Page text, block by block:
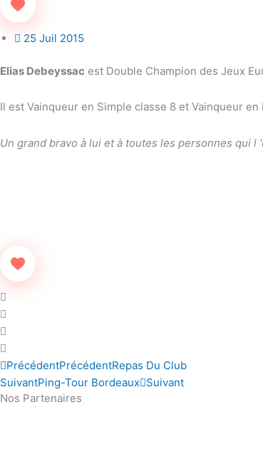
25 Juil 2015
Elias Debeyssac est Double Champion des Jeux
Il est Vainqueur en Simple classe 8 et Vainqueur en
Un grand bravo à lui et à toutes les personnes qui l
PrécédentPrécédentRepas Du Club
SuivantPing-Tour Bordeaux Suivant
Nos Partenaires